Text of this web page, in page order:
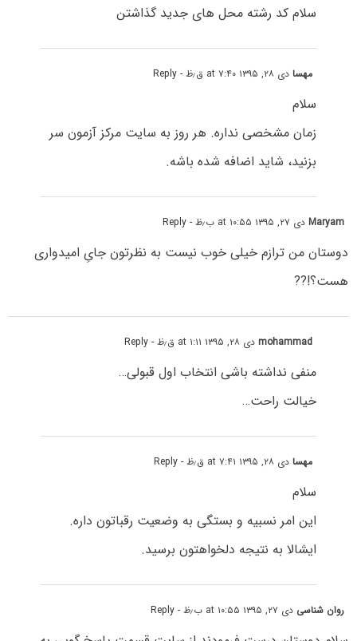
سلام کد رشته محل های جدید گذاشتن
مهسادی ۲۸, ۱۳۹۵ at ۷:۴۰ ق٫ظ - Reply
سلام
زمان مشخصی نداره. هر روز به سایت مرکز آزمون سر
بزنید، شاید اضافه شده باشه.
Maryamدی ۲۷, ۱۳۹۵ at ۱۰:۵۵ ب٫ظ - Reply
دوستان من ترازم خیلی خوب نیست به نظرتون جایِ امیدواری
هست؟!??
mohammadدی ۲۸, ۱۳۹۵ at ۱:۱۱ ق٫ظ - Reply
منفی نداشته باشی انتخاب اول قبولی…
خیالت راحت…
مهسادی ۲۸, ۱۳۹۵ at ۷:۴۱ ق٫ظ - Reply
سلام
این امر نسبیه و بستگی به وضعیت رقباتون داره.
ایشالا به نتیجه دلخواهتون برسید.
روان شناسی دی ۲۷, ۱۳۹۵ at ۱۰:۵۵ ب٫ظ - Reply